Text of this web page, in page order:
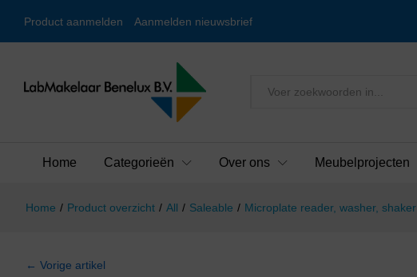
Product aanmelden Aanmelden nieuwsbrief
Alles
Home Categorieën Over ons Meubelprojecten
Home / Product overzicht / All / Saleable / Microplate reader, washer, shaker
← Vorige artikel